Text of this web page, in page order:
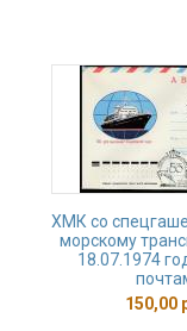
ХМК со
морскому
18.07.1974
150,00